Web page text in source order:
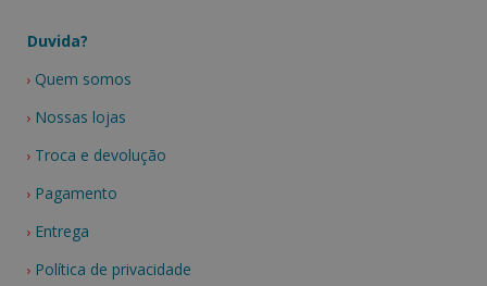
Duvida?
Quem somos
Nossas lojas
Troca e devolução
Pagamento
Entrega
Política de privacidade